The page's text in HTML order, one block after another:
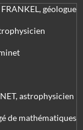
géologue
astrophysicien
de mathématiques